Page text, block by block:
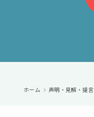
ホーム 声明・見解・提言